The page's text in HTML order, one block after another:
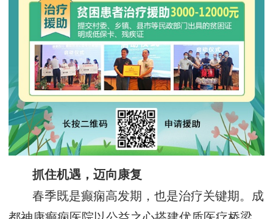
抓住机遇，迈向康复‌
春季既是癫痫高发期，也是治疗关键期。成